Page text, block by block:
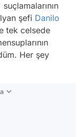
şefi Danilo
tek celsede
Her şey